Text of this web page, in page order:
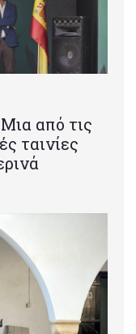
από τις
ταινίες